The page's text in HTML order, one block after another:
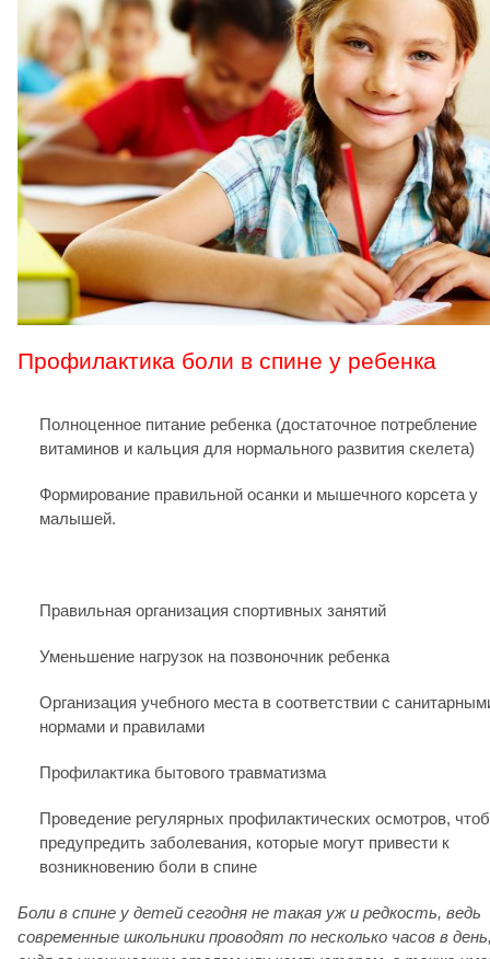
Профилактика боли в спине у ребенка
Полноценное питание ребенка (достаточное потребление
витаминов и кальция для нормального развития скелета)
Формирование правильной осанки и мышечного корсета у
малышей.
Правильная организация спортивных занятий
Уменьшение нагрузок на позвоночник ребенка
Организация учебного места в соответствии с
нормами и правилами
Профилактика бытового травматизма
Проведение регулярных профилактических осмотров,
предупредить заболевания, которые могут привести к
возникновению боли в спине
Боли в спине у детей сегодня не такая уж и редкость, ведь
современные школьники проводят по несколько часов в